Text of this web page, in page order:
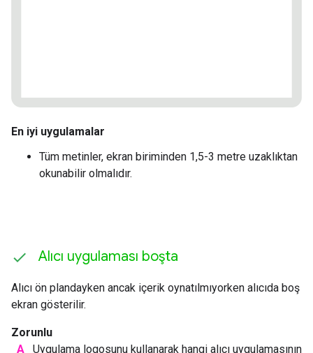
En iyi uygulamalar
Tüm metinler, ekran biriminden 1,5-3 metre uzaklıktan
okunabilir olmalıdır.
Alıcı uygulaması boşta
Alıcı ön plandayken ancak içerik oynatılmıyorken alıcıda boş
ekran gösterilir.
Zorunlu
A
Uygulama logosunu kullanarak hangi alıcı uygulamasının